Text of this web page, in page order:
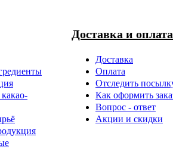
Доставка и оплата
Доставка
Оплата
Отследить
Как оформить
Вопрос - ответ
Акции и скидки